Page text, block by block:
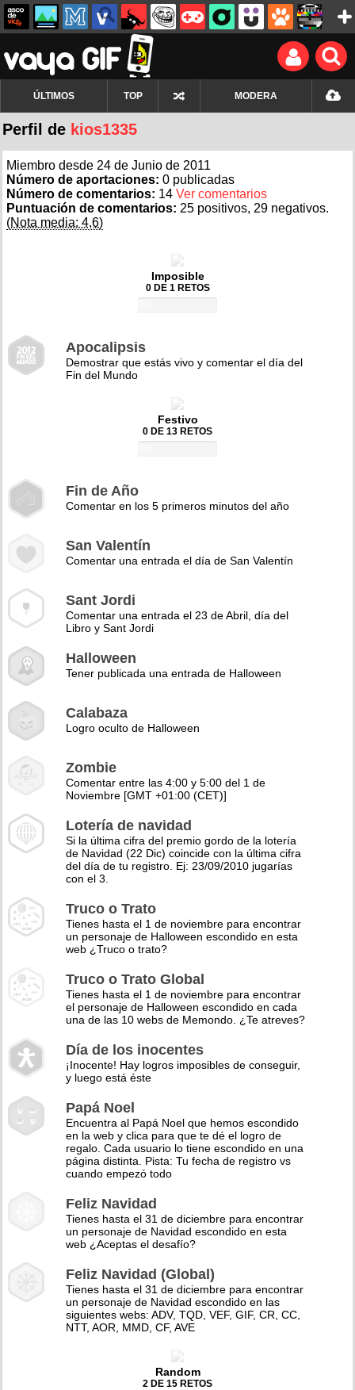
ÚLTIMOS TOP MODERA
Perfil de kios1335
Miembro desde 24 de Junio de 2011
Número de aportaciones: 0 publicadas
Número de comentarios: 14 Ver comentarios
Puntuación de comentarios: 25 positivos, 29 negativos.
(Nota media: 4,6)
Imposible
0 DE 1 RETOS
Apocalipsis
Demostrar que estás vivo y comentar el día del
Fin del Mundo
Festivo
0 DE 13 RETOS
Fin de Año
Comentar en los 5 primeros minutos del año
San Valentín
Comentar una entrada el día de San Valentín
Sant Jordi
Comentar una entrada el 23 de Abril, día del
Libro y Sant Jordi
Halloween
Tener publicada una entrada de Halloween
Calabaza
Logro oculto de Halloween
Zombie
Comentar entre las 4:00 y 5:00 del 1 de
Noviembre [GMT +01:00 (CET)]
Lotería de navidad
Si la última cifra del premio gordo de la lotería
de Navidad (22 Dic) coincide con la última cifra
del día de tu registro. Ej: 23/09/2010 jugarías
con el 3.
Truco o Trato
Tienes hasta el 1 de noviembre para encontrar
un personaje de Halloween escondido en esta
web ¿Truco o trato?
Truco o Trato Global
Tienes hasta el 1 de noviembre para encontrar
el personaje de Halloween escondido en cada
una de las 10 webs de Memondo. ¿Te atreves?
Día de los inocentes
¡Inocente! Hay logros imposibles de conseguir,
y luego está éste
Papá Noel
Encuentra al Papá Noel que hemos escondido
en la web y clica para que te dé el logro de
regalo. Cada usuario lo tiene escondido en una
página distinta. Pista: Tu fecha de registro vs
cuando empezó todo
Feliz Navidad
Tienes hasta el 31 de diciembre para encontrar
un personaje de Navidad escondido en esta
web ¿Aceptas el desafío?
Feliz Navidad (Global)
Tienes hasta el 31 de diciembre para encontrar
un personaje de Navidad escondido en las
siguientes webs: ADV, TQD, VEF, GIF, CR, CC,
NTT, AOR, MMD, CF, AVE
Random
2 DE 15 RETOS